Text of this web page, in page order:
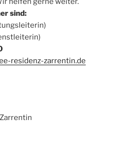
sind:
residenz-zarrentin.de